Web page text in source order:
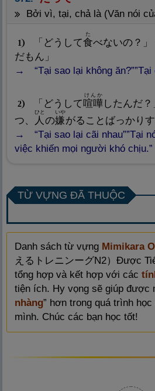
bởi vì, tại, chả là (Văn nói
1 「どうして食
た
べないの？」
だもん」
“Tại sao lại không ăn?””Tại
2 「どうして喧嘩
けんか
したんだ
つ、
人
ひと
の嫌
いや
がることばっかりす
“Tại sao lại cãi nhau””Tại
việc khiến mọi người khó chịu.”
TỪ VỰNG ĐÃ THUỘC
Danh sách từ vựng Mimikara
えるトレニンーグN2）Được
tổng hợp và kết hợp với các
tiện ích. Hy vọng sẽ giúp được
nhàng” hơn trong quá trình
mình. Chúc các bạn học tốt!